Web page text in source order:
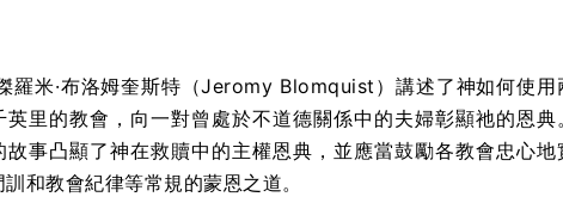
羅米·布洛姆奎斯特（Jeromy Blomquist）講述了神如何使用
英里的教會，向一對曾處於不道德關係中的夫婦彰顯祂的恩典
故事凸顯了神在救贖中的主權恩典，並應當鼓勵各教會忠心地
和教會紀律等常規的蒙恩之道。